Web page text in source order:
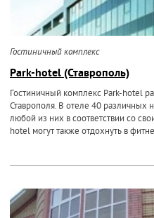
Гостиничный комплекс
Park-hotel (Ставрополь)
Гостиничный комплекс Park-hotel
Ставрополя. В отеле 40 различных
любой из них в соответствии со
hotel могут также отдохнуть в